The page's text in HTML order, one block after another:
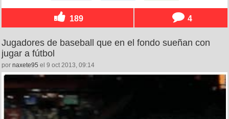
189 4
Jugadores de baseball que en el fondo sueñan con
jugar a fútbol
por naxete95 el 9 oct 2013, 09:14